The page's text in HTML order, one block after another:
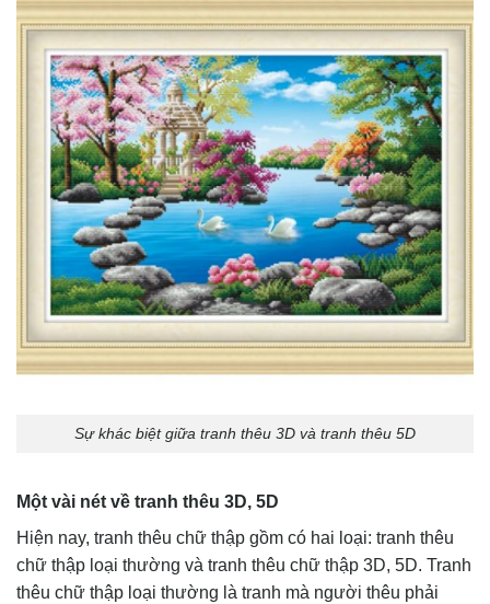
Sự khác biệt giữa tranh thêu 3D và tranh thêu 5D
Một vài nét về tranh thêu 3D, 5D
Hiện nay, tranh thêu chữ thập gồm có hai loại: tranh thêu
chữ thập loại thường và tranh thêu chữ thập 3D, 5D. Tranh
thêu chữ thập loại thường là tranh mà người thêu phải